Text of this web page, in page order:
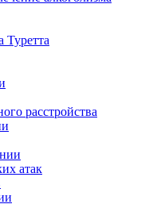
Туретта
расстройства
атак